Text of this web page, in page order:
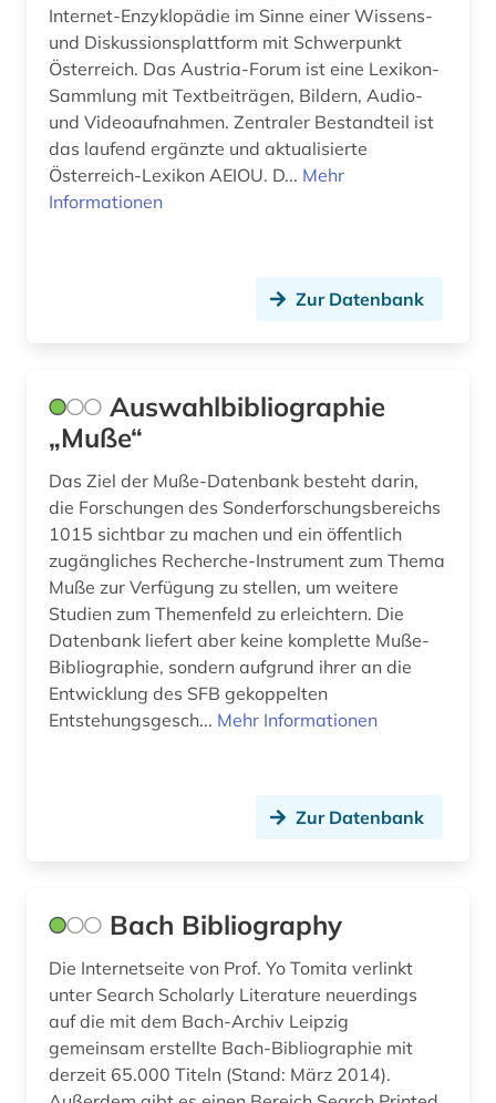
israel (1)
italien (2)
japan (1)
johann christoph friedrich (2)
johann sebastian (3)
johann sebastian bach (2)
johannes (1)
johannes brahms (1)
jojk (1)
jonson (1)
kanada (1)
katalog (5)
kind (2)
Internet-Enzyklopädie im Sinne einer Wissens-
und Diskussionsplattform mit Schwerpunkt
Österreich. Das Austria-Forum ist eine Lexikon-
Sammlung mit Textbeiträgen, Bildern, Audio-
und Videoaufnahmen. Zentraler Bestandteil ist
das laufend ergänzte und aktualisierte
Österreich-Lexikon AEIOU. D... Mehr
Informationen
Zur Datenbank
Auswahlbibliographie
„Muße“
Das Ziel der Muße-Datenbank besteht darin,
die Forschungen des Sonderforschungsbereichs
1015 sichtbar zu machen und ein öffentlich
zugängliches Recherche-Instrument zum Thema
Muße zur Verfügung zu stellen, um weitere
Studien zum Themenfeld zu erleichtern. Die
Datenbank liefert aber keine komplette Muße-
Bibliographie, sondern aufgrund ihrer an die
Entwicklung des SFB gekoppelten
Entstehungsgesch... Mehr Informationen
Zur Datenbank
Bach Bibliography
Die Internetseite von Prof. Yo Tomita verlinkt
unter Search Scholarly Literature neuerdings
auf die mit dem Bach-Archiv Leipzig
gemeinsam erstellte Bach-Bibliographie mit
derzeit 65.000 Titeln (Stand: März 2014).